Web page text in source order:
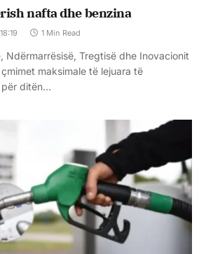
nafta dhe benzina
1 Min Read
Ndërmarrësisë, Tregtisë dhe Inovacionit
maksimale të lejuara të
ditën…